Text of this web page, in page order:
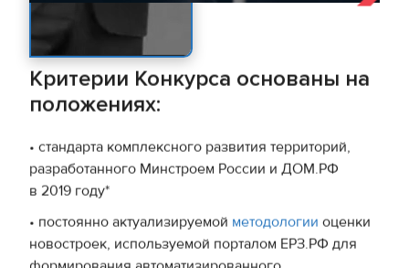
Критерии Конкурса основаны на
положениях:
• стандарта комплексного развития территорий,
разработанного Минстроем России и ДОМ.РФ
в 2019 году*
• постоянно актуализируемой методологии оценки
новостроек, используемой порталом ЕРЗ.РФ для